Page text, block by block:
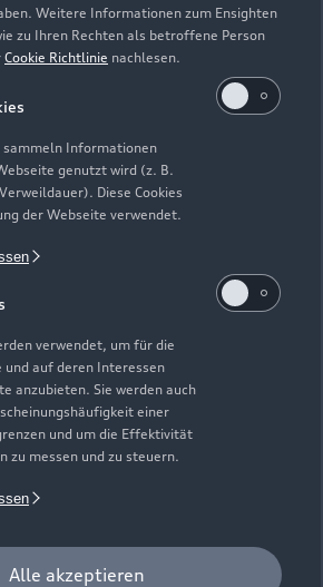
Weitere Informationen zum Ensighten
zu Ihren Rechten als betroffene Person
Cookie Richtlinie nachlesen.
sammeln Informationen
genutzt wird (z. B.
Diese Cookies
der Webseite verwendet.
verwendet, um für die
auf deren Interessen
anzubieten. Sie werden auch
einer
und um die Effektivität
zu messen und zu steuern.
Alle akzeptieren
,öffnet amMontag 07:30
,öffnet am Montag 07:30
geschlossen